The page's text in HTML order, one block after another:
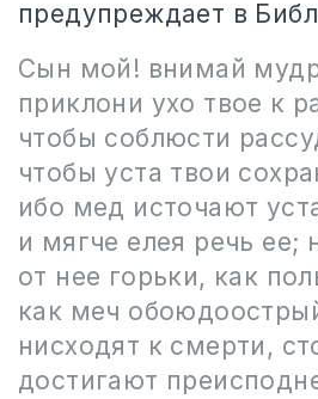
предупреждает в
Сын мой! внимай
приклони ухо твое к
чтобы соблюсти
чтобы уста твои
ибо мед источают
и мягче елея речь ее;
от нее горьки, как
как меч
нисходят к смерти,
достигают